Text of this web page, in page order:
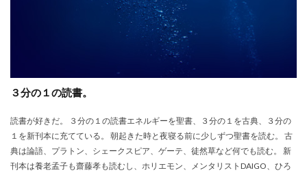
３分の１の読書。
読書が好きだ。 ３分の１の読書エネルギーを聖書、３分の１を古典、３分の
１を新刊本に充てている。 朝起きた時と夜寝る前に少しずつ聖書を読む。 古
典は論語、プラトン、シェークスピア、ゲーテ、徒然草など何でも読む。 新
刊本は養老孟子も齋藤孝も読むし、ホリエモン、メンタリストDAIGO、ひろ